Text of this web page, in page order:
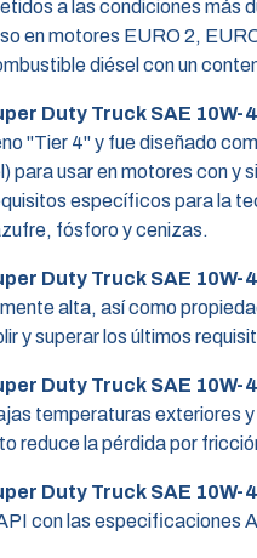
a las condiciones más
en motores EURO 2,
diésel con un
Duty Truck SAE 10W-
"Tier 4" y fue diseñado
para usar en motores con y
específicos para la
fósforo y cenizas.
Duty Truck SAE 10W-
alta, así como
y superar los últimos
Duty Truck SAE 10W-
temperaturas exteriores
reduce la pérdida por
Duty Truck SAE 10W-
con las especificaciones